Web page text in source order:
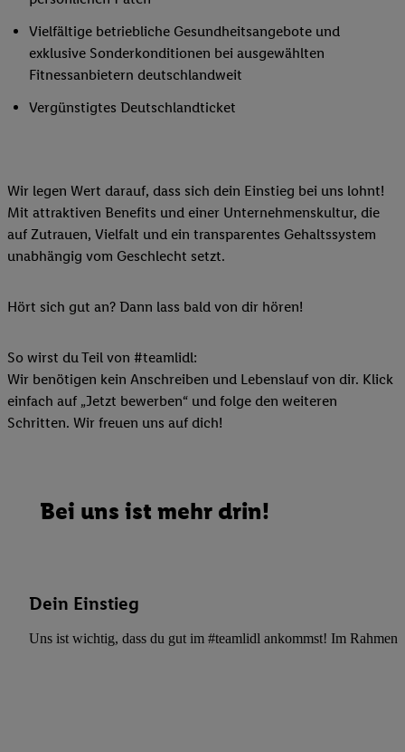
Vielfältige betriebliche Gesundheitsangebote und
exklusive Sonderkonditionen bei ausgewählten
Fitnessanbietern deutschlandweit
Vergünstigtes Deutschlandticket
Wir legen Wert darauf, dass sich dein Einstieg bei uns lohnt!
Mit attraktiven Benefits und einer Unternehmenskultur, die
auf Zutrauen, Vielfalt und ein transparentes Gehaltssystem
unabhängig vom Geschlecht setzt.
Hört sich gut an? Dann lass bald von dir hören!
So wirst du Teil von #teamlidl:
Wir benötigen kein Anschreiben und Lebenslauf von dir. Klick
einfach auf „Jetzt bewerben“ und folge den weiteren
Schritten. Wir freuen uns auf dich!
Bei uns ist mehr drin!
Dein Einstieg
Uns ist wichtig, dass du gut im #teamlidl ankommst! Im Rahmen